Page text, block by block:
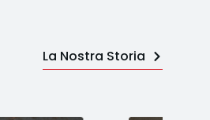
La Nostra Storia